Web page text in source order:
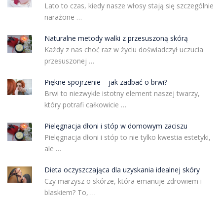
Lato to czas, kiedy nasze włosy stają się szczególnie
narażone …
Naturalne metody walki z przesuszoną skórą
Każdy z nas choć raz w życiu doświadczył uczucia
przesuszonej …
Piękne spojrzenie – jak zadbać o brwi?
Brwi to niezwykle istotny element naszej twarzy,
który potrafi całkowicie …
Pielęgnacja dłoni i stóp w domowym zaciszu
Pielęgnacja dłoni i stóp to nie tylko kwestia estetyki,
ale …
Dieta oczyszczająca dla uzyskania idealnej skóry
Czy marzysz o skórze, która emanuje zdrowiem i
blaskiem? To, …